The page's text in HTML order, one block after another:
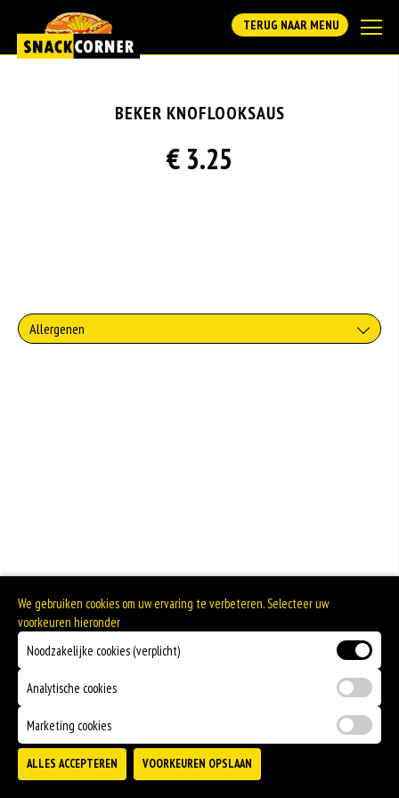
TERUG NAAR MENU
BEKER KNOFLOOKSAUS
€ 3.25
Allergenen
We gebruiken cookies om uw ervaring te verbeteren. Selecteer uw
voorkeuren hieronder
Noodzakelijke cookies (verplicht)
Analytische cookies
Marketing cookies
ALLES ACCEPTEREN VOORKEUREN OPSLAAN